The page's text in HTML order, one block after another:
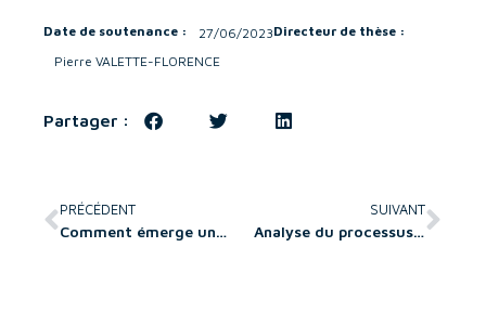
Date de soutenance : 27/06/2023Directeur de thèse :
Pierre VALETTE-FLORENCE
Partager :
PRÉCÉDENT
Comment émerge un SYAM sur un territoire ? Étude sur l’apport des méta-organisations comme levier de développement de compétences collaboratives dans un contexte d’asymétries : Cas du secteur vinicole libanais
SUIVANT
Analyse du processus entrepreneurial des professional user entrepreneurs par le design du business model : une application au secteur de la e-santé